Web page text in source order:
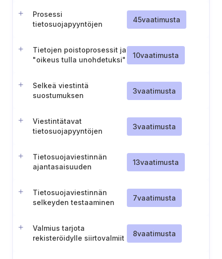
Prosessi
tietosuojapyyntöjen
45vaatimusta
Tietojen poistoprosessit ja
"oikeus tulla unohdetuksi"
10vaatimusta
Selkeä viestintä
suostumuksen
3vaatimusta
Viestintätavat
tietosuojapyyntöjen
3vaatimusta
Tietosuojaviestinnän
ajantasaisuuden
13vaatimusta
Tietosuojaviestinnän
selkeyden testaaminen
7vaatimusta
Valmius tarjota
rekisteröidylle siirtovalmiit
8vaatimusta